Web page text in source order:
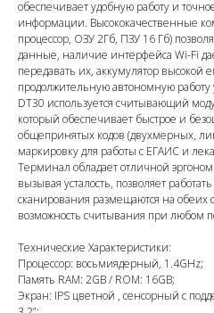
обеспечивает удобную работу и
информации. Высококачественные
процессор, ОЗУ 2Гб, ПЗУ 16 Гб)
данные, наличие интерфейса Wi-Fi
передавать их, аккумулятор высокой
продолжительную автономную
DT30 используется считывающий
который обеспечивает быстрое и
общепринятых кодов (двухмерных,
маркировку для работы с ЕГАИС и
Терминал обладает отличной
вызывая усталость, позволяет
сканирования размещаются на обеих
возможность считывания при любом
Технические Характеристики:
Процессор: восьмиядерный, 1.4GHz;
Память RAM: 2GB / ROM: 16GB;
Экран: IPS цветной , сенсорный с